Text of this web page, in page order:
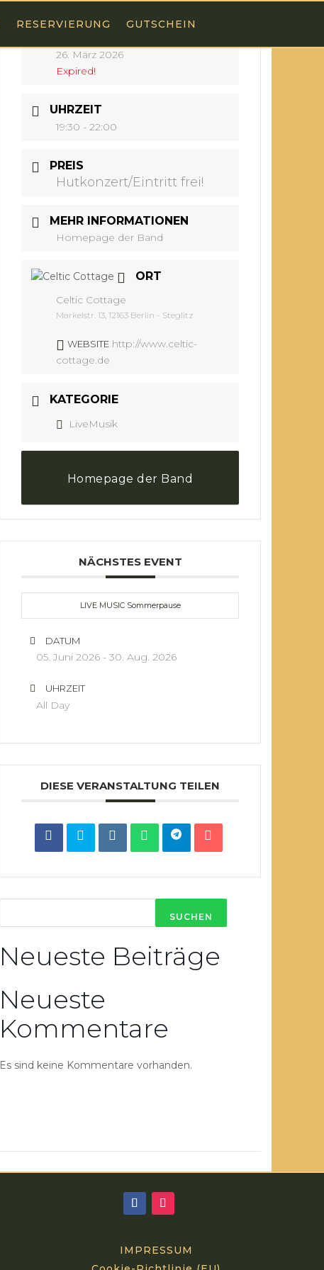
RESERVIERUNG GUTSCHEIN
26. März 2026
Expired!
UHRZEIT
19:30 - 22:00
PREIS
Hutkonzert/Eintritt frei!
MEHR INFORMATIONEN
Homepage der Band
ORT
Celtic Cottage
Markelstr. 13, 12163 Berlin - Steglitz
WEBSITE http://www.celtic-
cottage.de
KATEGORIE
LiveMusik
Homepage der Band
NÄCHSTES EVENT
LIVE MUSIC Sommerpause
DATUM
05. Juni 2026 - 30. Aug. 2026
UHRZEIT
All Day
DIESE VERANSTALTUNG TEILEN
SUCHEN
Neueste Beiträge
Neueste
Kommentare
Es sind keine Kommentare vorhanden.
IMPRESSUM